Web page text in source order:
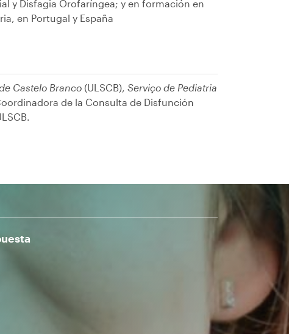
y Disfagia Orofaríngea; y en formación en
en Portugal y España
Castelo Branco (ULSCB), Serviço de Pediatria
de la Consulta de Disfunción